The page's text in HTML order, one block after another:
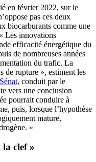
en février 2022, sur le
pas ces deux
biocarburants comme une
Les innovations
efficacité énergétique du
de nombreuses années
du trafic. La
de rupture », estiment les
, conduit par le
vers une conclusion
pourrait conduire à
puis, lorsque l’hypothèse
mature,
»
clef »